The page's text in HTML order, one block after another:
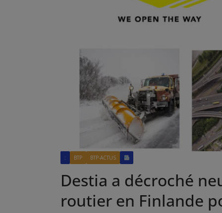
: BTP BTP-ACTUS
Destia a décroché
routier en Finlande